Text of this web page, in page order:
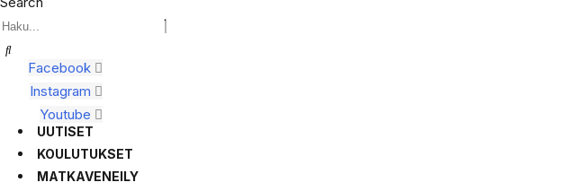
Facebook
Instagram
Youtube
UUTISET
KOULUTUKSET
MATKAVENEILY